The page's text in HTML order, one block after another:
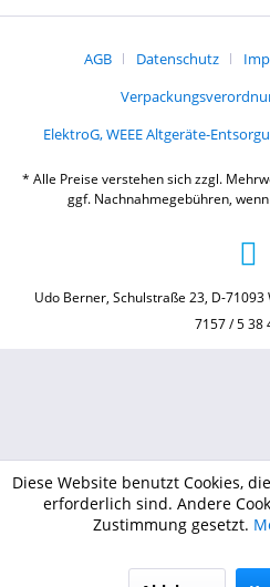
AGB Datenschutz
ElektroG, WEEE Altgeräte-
* Alle Preise verstehen sich zzgl.
ggf. Nachnahmegebühren,
Udo Berner, Schulstraße 23, D-71093
7157 / 5 38
Diese Website benutzt Cookies,
erforderlich sind. Andere
Zustimmung gesetzt.